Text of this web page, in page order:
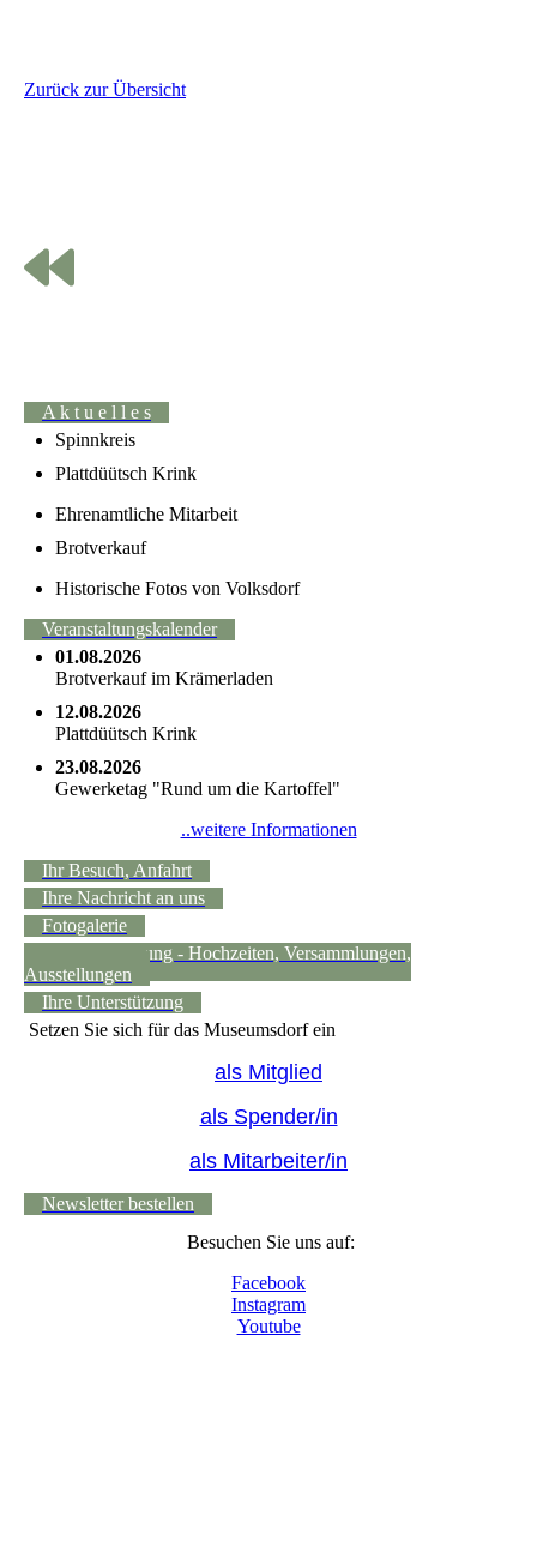
Zurück zur Übersicht
A k t u e l l e s
Spinnkreis
Plattdüütsch Krink
Ehrenamtliche Mitarbeit
Brotverkauf
Historische Fotos von Volksdorf
Veranstaltungskalender
01.08.2026
Brotverkauf im Krämerladen
12.08.2026
Plattdüütsch Krink
23.08.2026
Gewerketag "Rund um die Kartoffel"
..weitere Informationen
Ihr Besuch, Anfahrt
Ihre Nachricht an uns
Fotogalerie
Raumvermietung - Hochzeiten, Versammlungen,
Ausstellungen
Ihre Unterstützung
Setzen Sie sich für das Museumsdorf ein
als Mitglied
als Spender/in
als Mitarbeiter/in
Newsletter bestellen
Besuchen Sie uns auf:
Facebook
Instagram
Youtube